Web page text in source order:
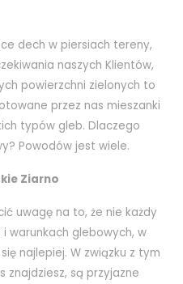
dech w piersiach tereny,
naszych Klientów,
powierzchni zielonych to
przez nas mieszanki
typów gleb. Dlaczego
Powodów jest wiele.
Ziarno
uwagę na to, że nie każdy
warunkach glebowych, w
najlepiej. W związku z tym
znajdziesz, są przyjazne